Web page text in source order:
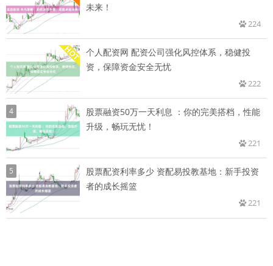
未来！
224
个人配资网 配资公司强化风控体系，稳健投
资，保障资金安全无忧
222
4
股票融资50万一天利息 ：你的完美搭档，性能
升级，畅玩无忧！
221
5
股票配资利率多少 资配易投教基地：新手投资
者的成长摇篮
221